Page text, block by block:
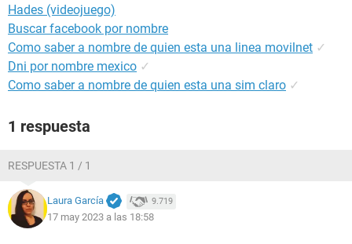
Hades (videojuego)
Buscar facebook por nombre
Como saber a nombre de quien esta una linea movilnet ✓
Dni por nombre mexico ✓
Como saber a nombre de quien esta una sim claro ✓
1 respuesta
RESPUESTA 1 / 1
Laura García 9.719
17 may 2023 a las 18:58